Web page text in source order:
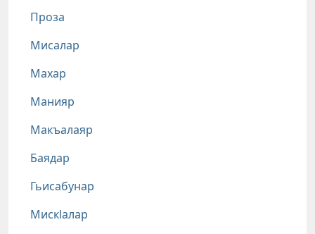
Проза
Мисалар
Махар
Манияр
Макъалаяр
Баядар
Гьисабунар
Мискlалар